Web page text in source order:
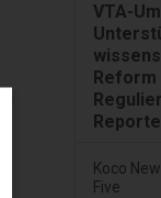
VTA-
Koco
Five